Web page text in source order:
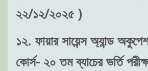
২২/১২/২০২৫ )
১২. ফায়ার সায়েন্স অ্যান্ড
কোর্স- ২০ তম ব্যাচের ভর্তি